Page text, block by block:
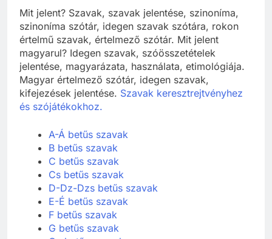
Mit jelent? Szavak, szavak jelentése, szinoníma,
szinoníma szótár, idegen szavak szótára, rokon
értelmű szavak, értelmező szótár. Mit jelent
magyarul? Idegen szavak, szóösszetételek
jelentése, magyarázata, használata, etimológiája.
Magyar értelmező szótár, idegen szavak,
kifejezések jelentése. Szavak keresztrejtvényhez
és szójátékokhoz.
A-Á betűs szavak
B betűs szavak
C betűs szavak
Cs betűs szavak
D-Dz-Dzs betűs szavak
E-É betűs szavak
F betűs szavak
G betűs szavak